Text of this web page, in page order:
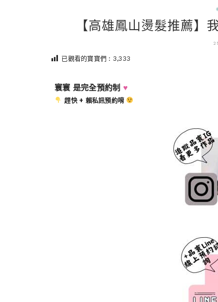
【高雄鳳山燙髮推薦】
已觀看的寶寶們 : 3,333
寰寰 是完全預約制 ♥
趕快 + 賴私訊預約唷